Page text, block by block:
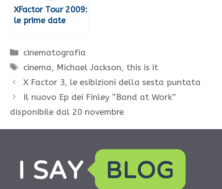
XFactor Tour 2009:
le prime date
Categorie
cinematografia
Tag
cinema, Michael Jackson, this is it
X Factor 3, le esibizioni della sesta puntata
Il nuovo Ep dei Finley “Band at Work”
disponibile dal 20 novembre